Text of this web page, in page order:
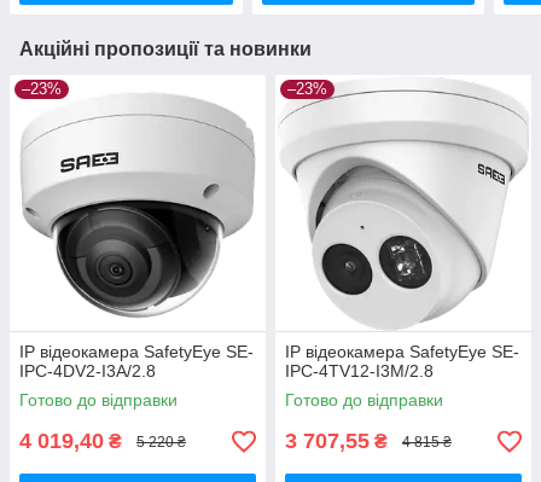
Акційні пропозиції та новинки
–23%
IP відеокамера SafetyEye SE-
IPC-4DV2-I3A/2.8
Готово до відправки
4 019,40 ₴ 5 220 ₴
–23%
IP відеокамера SafetyEye SE-
IPC-4TV12-I3M/2.8
Готово до відправки
3 707,55 ₴ 4 815 ₴